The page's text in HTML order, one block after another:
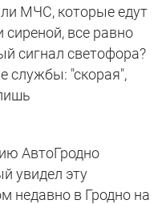
МЧС, которые едут
все равно
сигнал светофора?
службы: "скорая",
АвтоГродно
увидел эту
недавно в Гродно на